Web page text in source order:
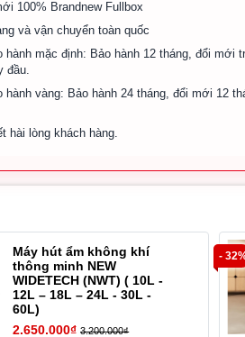
100% Brandnew Fullbox
và vận chuyển toàn quốc
hành mặc định: Bảo hành 12 tháng, đổi mới
đầu.
hành vàng: Bảo hành 24 tháng, đổi mới 12
hài lòng khách hàng.
Máy hút ẩm không khí
thông minh NEW
WIDETECH (NWT) ( 10L -
12L – 18L – 24L - 30L -
60L)
2.650.000₫ 3.200.000₫
-